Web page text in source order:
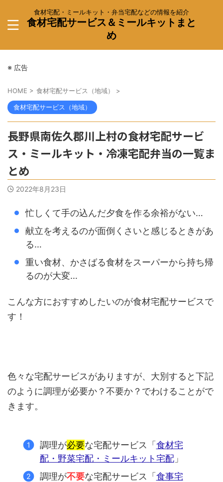
食材宅配・ミールキット・弁当宅配などの情報を紹介
食材宅配サービス＆ミールキットまと
め
※ 広告
HOME > 食材宅配サービス（地域） >
食材宅配サービス（地域）
長野県南佐久郡川上村の食材宅配サービ
ス・ミールキット・冷凍宅配弁当の一覧ま
とめ
2022年8月23日
忙しくて手の込んだ夕食を作る余裕がない…
献立を考えるのが面倒くさいと感じるときがあ
る…
重い食材、かさばる食材をスーパーから持ち帰
るのが大変…
こんな方におすすめしたいのが食材宅配サービスで
す！
色々な宅配サービスがありますが、大別すると下記
のように調理が必要か？不要か？でわけることがで
きます。
調理が必要な宅配サービス「食材宅
配・野菜宅配・ミールキット宅配」
調理が不要な宅配サービス「食事宅